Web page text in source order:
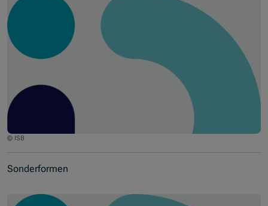
© ISB
Sonderformen
Skip slider